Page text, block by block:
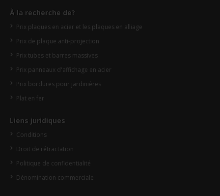
À la recherche de?
Prix plaques en acier et les plaques en alliage
Prix de plaque anti-projection
Prix tubes et barres massives
Prix panneaux d'affichage en acier
Prix bordures pour jardinières
Plat en fer
Liens juridiques
Conditions
Droit de rétractation
Politique de confidentialité
Dénomination commerciale